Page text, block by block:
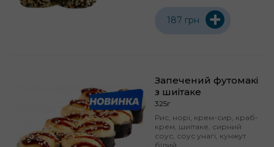
187 грн +
Запечений футомакі
з шиітаке
325г
Рис, норі, крем-сир, краб-
крем, шиітаке, сирний
соус, соус унагі, кунжут
білий